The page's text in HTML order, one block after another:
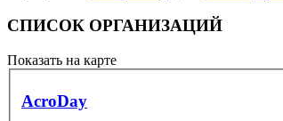
СПИСОК ОРГАНИЗАЦИЙ
Показать на карте
AcroDay